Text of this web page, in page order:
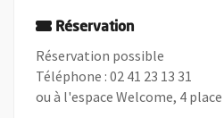
Réservation
Réservation possible
Téléphone : 02 41 23 13 31
ou à l'espace Welcome, 4